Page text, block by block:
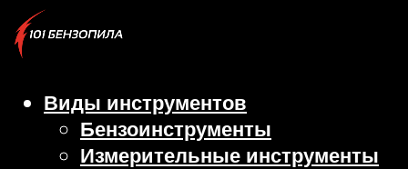
Виды инструментов
Бензоинструменты
Измерительные инструменты